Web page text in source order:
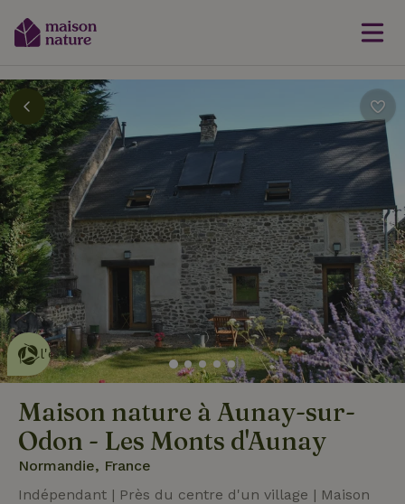
Cette Maison Nature fait de
l'effeten savoir plus
Maison nature à Aunay-sur-
Odon - Les Monts d'Aunay
Normandie, France
Indépendant | Près du centre d'un village | Maison